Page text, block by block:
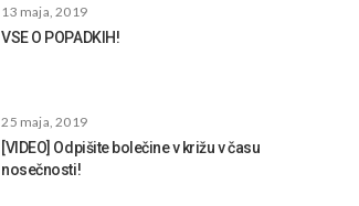
13 maja, 2019
VSE O POPADKIH!
25 maja, 2019
[VIDEO] Odpišite bolečine v križu v času
nosečnosti!